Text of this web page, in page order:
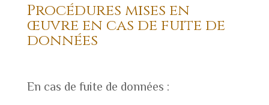
Procédures mises en
œuvre en cas de fuite de
données
En cas de fuite de données :